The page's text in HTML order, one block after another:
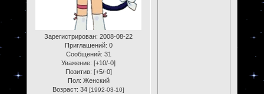
Зарегистрирован: 2008-08-22
Приглашений: 0
Сообщений: 31
Уважение: [+10/-0]
Позитив: [+5/-0]
Пол: Женский
Возраст: 34[1992-03-10]